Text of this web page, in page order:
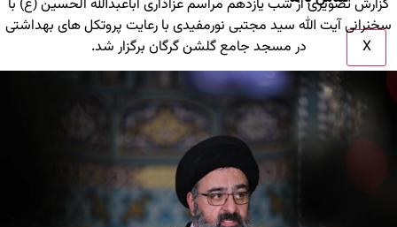
X
گزارش تصویری از شب یازدهم مراسم عزاداری اباعبدالله الحسین (ع) با
سخنرانی آیت الله سید مجتبی نورمفیدی با رعایت پروتکل های بهداشتی
در مسجد جامع گلشن گرگان برگزار شد.